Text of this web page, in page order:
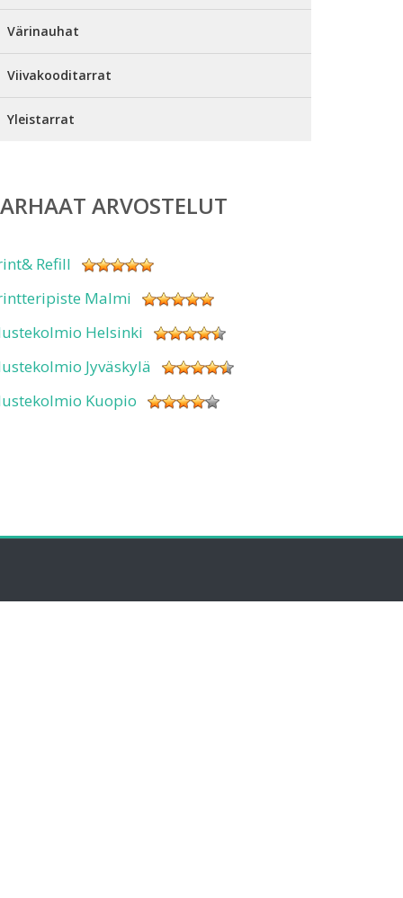
Värinauhat
Viivakooditarrat
Yleistarrat
ARVOSTELUT
Refill
Malmi
Helsinki
Jyväskylä
Kuopio